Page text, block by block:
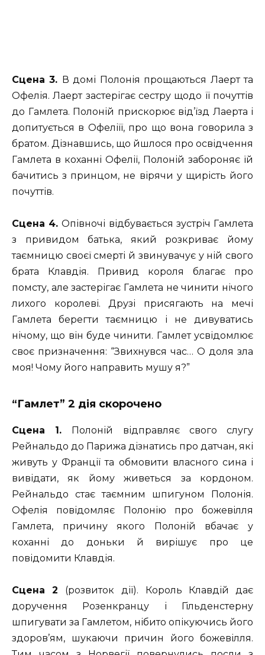
Сцена 3. В домі Полонія прощаються Лаерт та
Офелія. Лаерт застерігає сестру щодо її почуттів
до Гамлета. Полоній прискорює від’їзд Лаерта і
допитується в Офеліїї, про що вона говорила з
братом. Дізнавшись, що йшлося про освідчення
Гамлета в коханні Офелії, Полоній забороняє їй
бачитись з принцом, не вірячи у щирість його
почуттів.
Сцена 4.Опівночі відбувається зустріч Гамлета
з привидом батька, який розкриває йому
таємницю своєї смерті й звинувачує у ній свого
брата Клавдія. Привид короля благає про
помсту, але застерігає Гамлета не чинити нічого
лихого королеві. Друзі присягають на мечі
Гамлета берегти таємницю і не дивуватись
нічому, що він буде чинити. Гамлет усвідомлює
своє призначення: “Звихнувся час… О доля зла
моя! Чому його направить мушу я?”
“Гамлет” 2 дія скорочено
Сцена 1. Полоній відправляє свого слугу
Рейнальдо до Парижа дізнатись про датчан, які
живуть у Франції та обмовити власного сина і
вивідати, як йому живеться за кордоном.
Рейнальдо стає таємним шпигуном Полонія.
Офелія повідомляє Полонію про божевілля
Гамлета, причину якого Полоній вбачає у
коханні до доньки й вирішує про це
повідомити Клавдія.
Сцена 2 (розвиток дії).
Король Клавдій дає
доручення Розенкранцу і Гільденстерну
шпигувати за Гамлетом, нібито опікуючись його
здоров’ям, шукаючи причин його божевілля.